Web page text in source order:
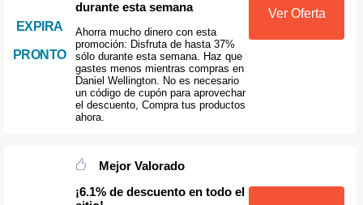
EXPIRA
PRONTO
durante esta semana
Ahorra mucho dinero con esta
promoción: Disfruta de hasta 37%
sólo durante esta semana. Haz que
gastes menos mientras compras en
Daniel Wellington. No es necesario
un código de cupón para aprovechar
el descuento, Compra tus productos
ahora.
Ver Oferta
Mejor Valorado
¡6.1% de descuento en todo el